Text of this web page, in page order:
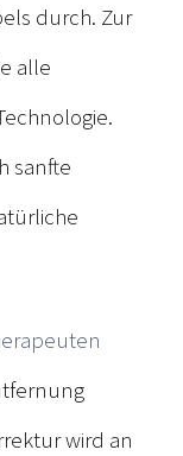
durch. Zur
alle
sanfte
wird an